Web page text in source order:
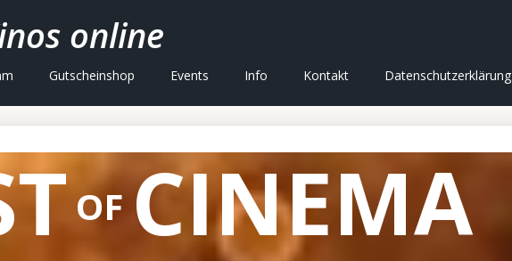
online
Gutscheinshop Events Info Kontakt Datenschutzerklärung
OFCINEMA